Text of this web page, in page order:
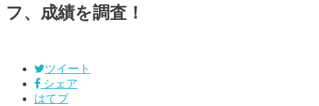
フ、成績を調査！
ツイート
シェア
はてブ